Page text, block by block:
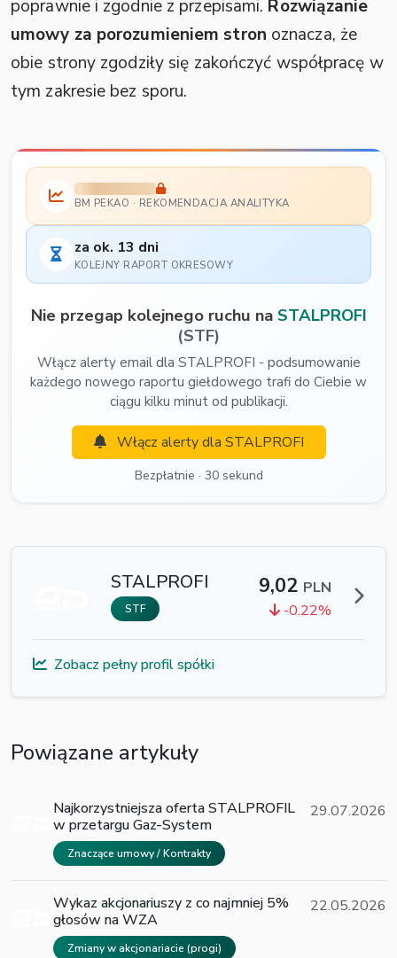
poprawnie i zgodnie z przepisami. Rozwiązanie
umowy za porozumieniem stron oznacza, że
obie strony zgodziły się zakończyć współpracę w
tym zakresie bez sporu.
BM PEKAO · REKOMENDACJA ANALITYKA
za ok. 13 dni
KOLEJNY RAPORT OKRESOWY
Nie przegap kolejnego ruchu na STALPROFI
(STF)
Włącz alerty email dla STALPROFI - podsumowanie
każdego nowego raportu giełdowego trafi do Ciebie w
ciągu kilku minut od publikacji.
Włącz alerty dla STALPROFI
Bezpłatnie · 30 sekund
STALPROFI
STF
9,02 PLN
-0.22%
Zobacz pełny profil spółki
Powiązane artykuły
Najkorzystniejsza oferta STALPROFIL
w przetargu Gaz-System
Znaczące umowy / Kontrakty
29.07.2026
Wykaz akcjonariuszy z co najmniej 5%
głosów na WZA
Zmiany w akcjonariacie (progi)
22.05.2026